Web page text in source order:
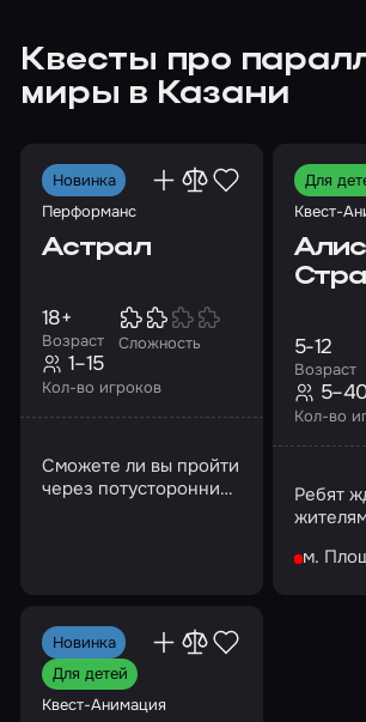
Квесты про
миры в Казани
Новинка
Перформанс
Астрал
Возраст
18+
Сложность
Кол-во игроков
1–15
Сможете ли вы пройти
через потусторонний
Для
Квест-
Возраст
5-12
Кол-во
Ребят
м.
Новинка
Для детей
Квест-Анимация